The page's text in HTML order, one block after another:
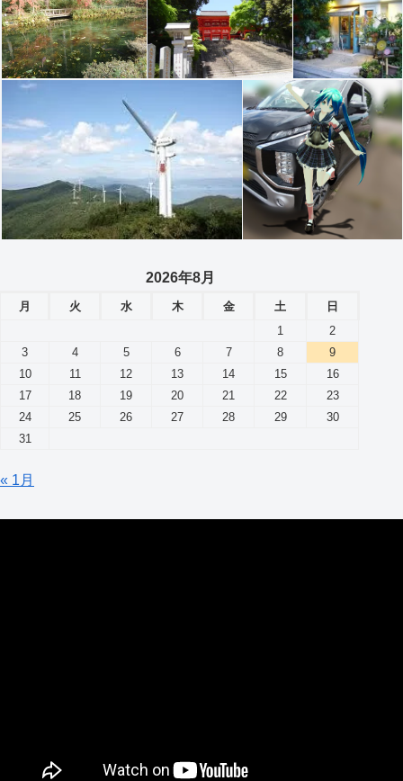
2026年8月
月 火 水 木 金 土
日
1
2
3
4 5 6 7 8
9
10
11 12 13 14 15
16
17
18 19 20 21 22
23
24
25 26 27 28 29
30
31
« 1月